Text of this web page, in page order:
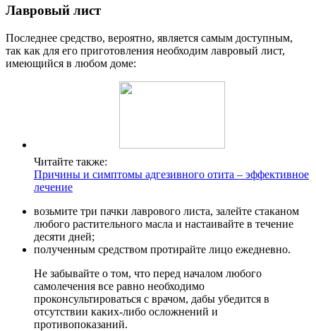
Лавровый лист
Последнее средство, вероятно, является самым доступным,
так как для его приготовления необходим лавровый лист,
имеющийся в любом доме:
Читайте также:
Причины и симптомы адгезивного отита – эффективное
лечение
возьмите три пачки лаврового листа, залейте стаканом
любого растительного масла и настаивайте в течение
десяти дней;
полученным средством протирайте лицо ежедневно.
Не забывайте о том, что перед началом любого
самолечения все равно необходимо
проконсультироваться с врачом, дабы убедится в
отсутствии каких-либо осложнений и
противопоказаний.